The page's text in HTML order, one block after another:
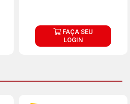
FAÇA SEU
LOGIN